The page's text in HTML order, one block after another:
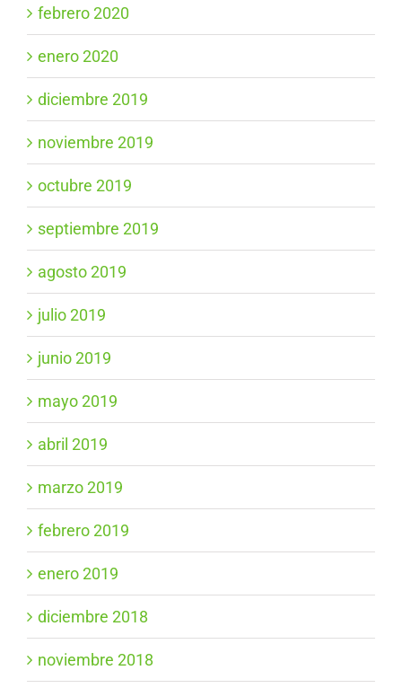
febrero 2020
enero 2020
diciembre 2019
noviembre 2019
octubre 2019
septiembre 2019
agosto 2019
julio 2019
junio 2019
mayo 2019
abril 2019
marzo 2019
febrero 2019
enero 2019
diciembre 2018
noviembre 2018